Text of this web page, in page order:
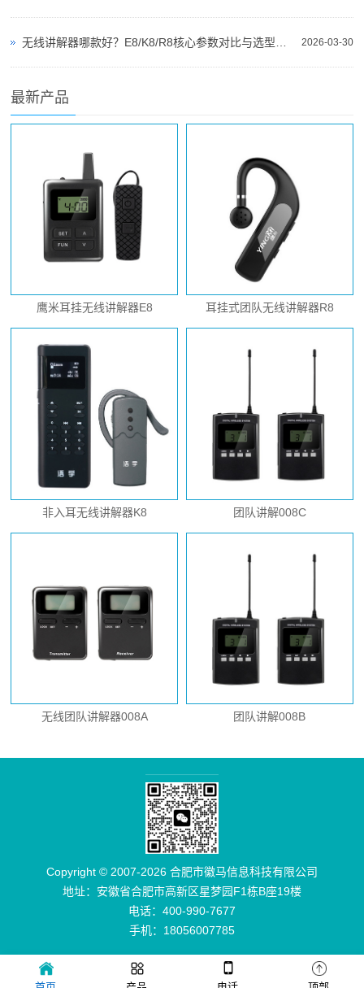
2026-03-30
最新产品
鹰米耳挂无线讲解器E8 耳挂式团队无线讲解器R8
非入耳无线讲解器K8 团队讲解008C
无线团队讲解器008A 团队讲解008B
Copyright © 2007-2026 合肥市徽马信息科技有限公司
地址：安徽省合肥市高新区星梦园F1栋B座19楼
电话：400-990-7677
手机：18056007785